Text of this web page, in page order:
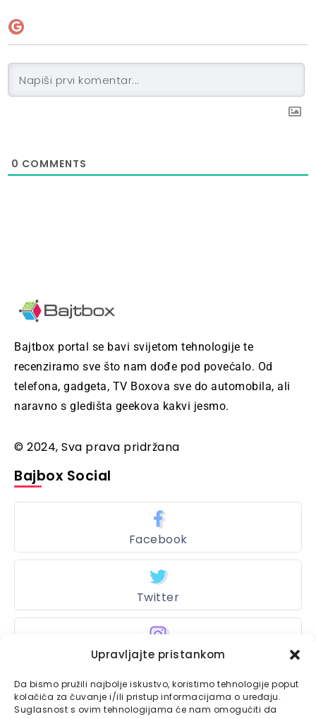
Upravljajte pristankom
Da bismo pružili najbolje iskustvo, koristimo tehnologije poput
kolačića za čuvanje i/ili pristup informacijama o uređaju.
Suglasnost s ovim tehnologijama će nam omogućiti da
0 COMMENTS
Bajtbox portal se bavi svijetom tehnologije te
recenziramo sve što nam dođe pod povećalo. Od
telefona, gadgeta, TV Boxova sve do automobila, ali
naravno s gledišta geekova kakvi jesmo.
© 2024, Sva prava pridržana
Bajbox Social
Facebook
Twitter
Instagram
Bajtbox